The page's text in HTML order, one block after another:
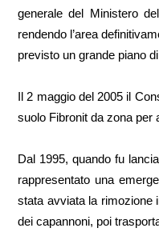
generale del Ministero
rendendo l’area
previsto un grande piano
Il 2 maggio del 2005 il
suolo Fibronit da zona per
Dal 1995, quando fu
rappresentato una
stata avviata la rimozione
dei capannoni, poi